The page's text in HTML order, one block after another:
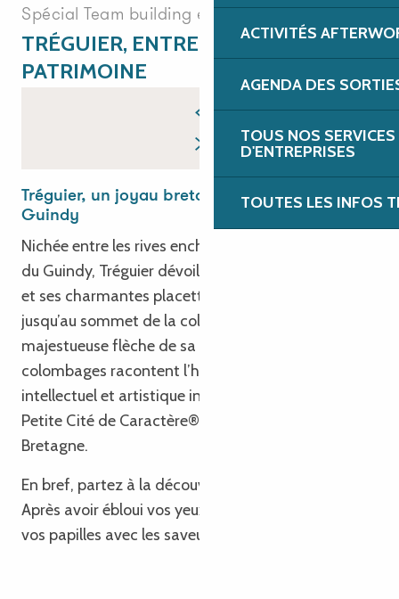
ACTIVITÉS
AGENDA DES
TOUS NOS
D'ENTREPRISES
TOUTES LES INFOS
Spécial Team building et incentives
TRÉGUIER, ENTRE TERROIR &
PATRIMOINE
Tréguier, un joyau breton entre Jaudy et
Guindy
Nichée entre les rives enchanteresses du Jaudy et
du Guindy, Tréguier dévoile ses ruelles pittoresques
et ses charmantes placettes, s’étirant du port
jusqu’au sommet de la colline. Sous l’égide de la
majestueuse flèche de sa cathédrale, les maisons à
colombages racontent l’histoire d’un rayonnement
intellectuel et artistique intense, faisant de cette
Petite Cité de Caractère® un incontournable de la
Bretagne.
En bref, partez à la découverte de l’âme bretonne !
Après avoir ébloui vos yeux, il est temps de réveiller
vos papilles avec les saveurs locales.